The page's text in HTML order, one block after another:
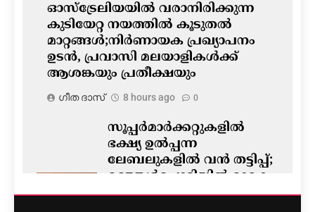
ഓസ്‌ട്രേലിയയിൽ വരാനിരിക്കുന്ന
കുടിയേറ്റ നയത്തിൽ കൂടുതൽ
മാറ്റങ്ങൾ;നിർണായക പ്രഖ്യാപനം
ഉടൻ, പ്രവാസി മലയാളികൾക്ക്
ആശങ്കയും പ്രതീക്ഷയും
ഗീത ദാസ്‌ 8 hours ago 0
സൂപ്പർമാർക്കറ്റുകളിൽ
ഭക്ഷ്യ ഉൽപ്പന്ന
ലേബലുകളിൽ വൻ തട്ടിപ്പ്;
മഞ്ഞൾപ്പൊടിയിൽ മാരക
വിഷാംശമെന്ന്